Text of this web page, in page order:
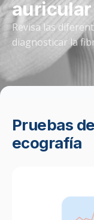
auricular
Revisa las
diagnosticar la
Pruebas
ecografía